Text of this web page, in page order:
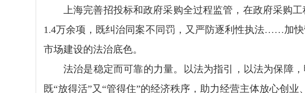
上海完善招投标和政府采购全过程监管，在政府采购
1.4万余项，既纠治同案不同罚，又严防逐利性执法……加
市场建设的法治底色。
法治是稳定而可靠的力量。以法为指引，以法为保障
既“放得活”又“管得住”的经济秩序，助力经营主体放心创业